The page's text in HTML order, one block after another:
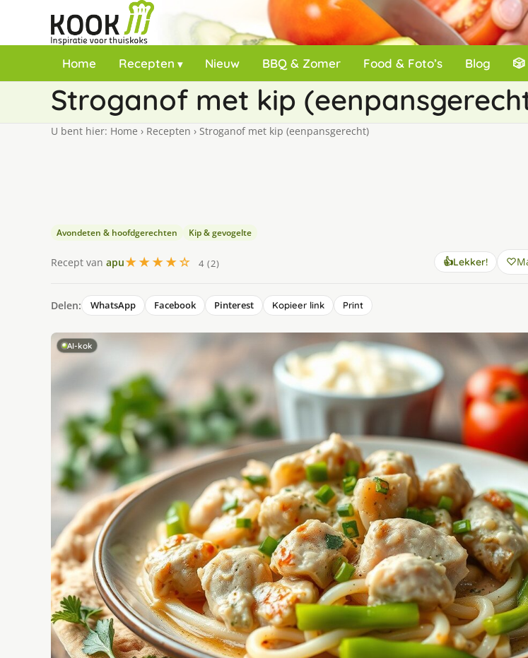
Home Recepten Nieuw BBQ & Zomer Food & Foto’s Blog
Stroganof met kip
U bent hier: Home › Recepten › Stroganof met kip (eenpansgerecht)
Avondeten & hoofdgerechten Kip & gevogelte
Recept van apu★★★★☆ 4 (2) 👍Lekker!
Delen: WhatsApp Facebook Pinterest Kopieer link Print
AI-kok